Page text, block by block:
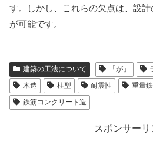
す。しかし、これらの欠点は、設
が可能です。
建築の工法について 「が」
木造
柱型 耐震性
重量
鉄筋コンクリート造
スポンサーリ